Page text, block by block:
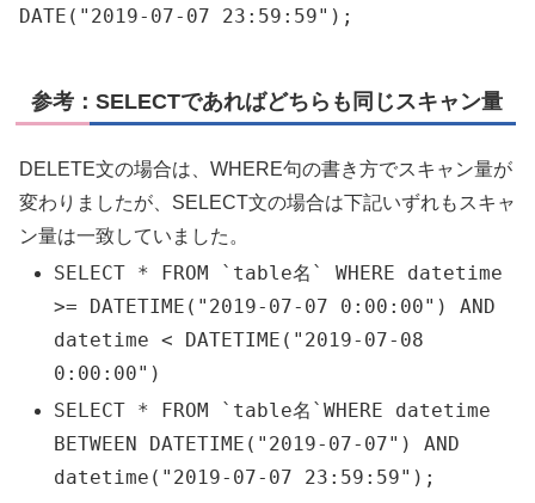
DATE ( "2019-07-07 23:59:59" ) ;
参考：SELECTであればどちらも同じスキャン量
DELETE文の場合は、WHERE句の書き方でスキャン量が
変わりましたが、SELECT文の場合は下記いずれもスキャ
ン量は一致していました。
SELECT * FROM `table名 ` WHERE datetime
>=
DATETIME ( "2019-07-07 0:00:00" )
AND
datetime< DATETIME ( "2019-07-08
0:00:00" )
SELECT * FROM `table名 `WHERE datetime
BETWEEN
DATETIME ( "2019-07-07" )
AND
datetime ( "2019-07-07 23:59:59" ) ;